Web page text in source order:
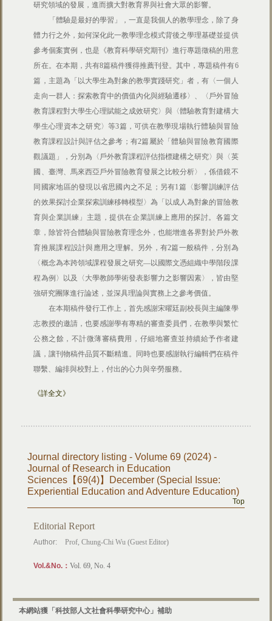
研究領域的發展，進而擴大對教育界與社會大眾的影響。
「體驗是最好的學習」，一直是我個人的教學理念，除了身
體力行之外，如何深化此一教學理念模式背後之學理基礎並提供
參考個案實例，也是《教育科學研究期刊》進行專題徵稿的用意
所在。在本期，共有8篇稿件獲得推薦刊登。其中，專題稿件有6
篇，主題為「以大學生為對象的教學實踐研究」者，有〈一個人
走向一群人：探索教育中的價值內化與經驗遷移〉、〈戶外冒險
教育課程對大學生心理賦能之成效研究〉與〈體驗教育對建構大
學生心理資本之研究〉等3篇，可供在教學現場執行體驗與冒險
教育課程設計與評估之參考；有2篇屬於「體驗與冒險教育國際
觀議題」，分別為〈戶外教育課程評估指標建構之研究〉與〈英
國、臺灣、馬來西亞戶外冒險教育發展之比較分析〉，係借鏡不
同國家地區的發現以省思國內之不足；另有1篇〈影響訓練評估
的效果探討企業探索訓練移轉模型〉為「以成人為對象的冒險教
育與企業訓練」主題，提供在企業訓練上應用的探討。各篇文
章，除皆符合體驗與冒險教育理念外，也能增進各界對於戶外教
育推展課程設計與應用之理解。另外，有2篇一般稿件，分別為
〈概念為本跨領域課程發展之研究—以國際文憑組織中學階段課
程為例〉以及〈大學教師學術發表影響力之影響因素〉，皆由堅
強研究團隊進行論述，並深具理論與實務上之參考價值。
在本期稿件發行工作上，首先感謝宋曜廷副校長與主編陳學
志教授的邀請，也要感謝學有專精的審查委員們，在教學與繁忙
公務之餘，不計微薄審稿費用，仔細地審查並持續給予作者建
議，讓刊物稿件品質不斷精進。同時也要感謝執行編輯們在稿件
聯繫、編排與校對上，付出的心力與辛勞服務。
《詳全文》
Journal directory listing - Volume 69 (2024) -
Journal of Research in Education
Sciences【69(4)】December (Special Issue:
Experiential Education and Adventure Education)
Top
Editorial Report
Author: Prof, Chung-Chi Wu (Guest Editor)
Vol.&No.：Vol. 69, No. 4
本網站獲「科技部人文社會科學研究中心」補助